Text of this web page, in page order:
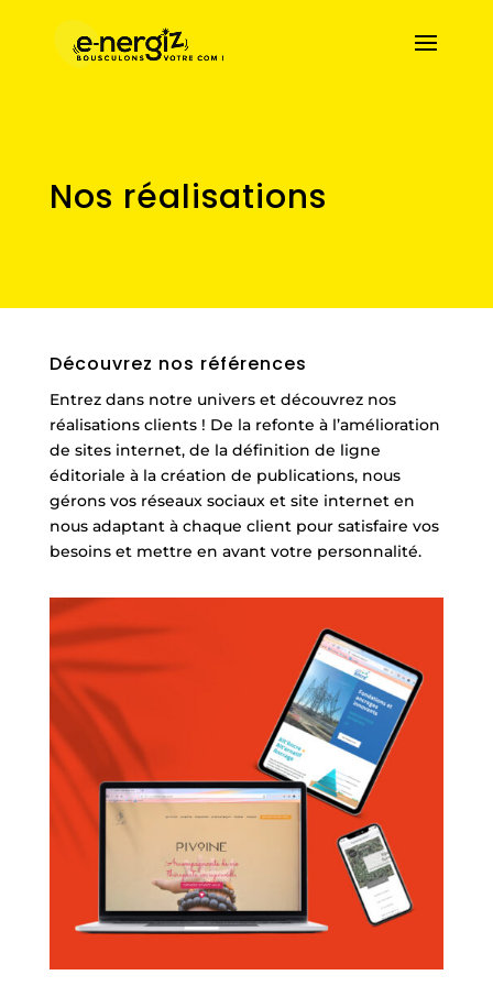
Nos réalisations
Découvrez nos références
Entrez dans notre univers et découvrez nos
réalisations clients ! De la refonte à l’amélioration
de sites internet, de la définition de ligne
éditoriale à la création de publications, nous
gérons vos réseaux sociaux et site internet en
nous adaptant à chaque client pour satisfaire vos
besoins et mettre en avant votre personnalité.